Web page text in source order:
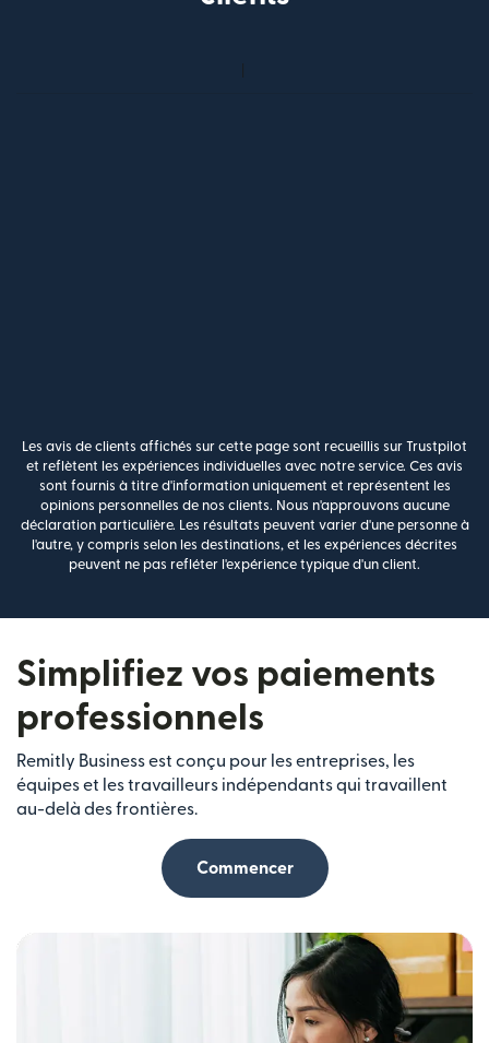
Les avis de clients affichés sur cette page sont recueillis sur Trustpilot
et reflètent les expériences individuelles avec notre service. Ces avis
sont fournis à titre d'information uniquement et représentent les
opinions personnelles de nos clients. Nous n'approuvons aucune
déclaration particulière. Les résultats peuvent varier d'une personne à
l'autre, y compris selon les destinations, et les expériences décrites
peuvent ne pas refléter l'expérience typique d'un client.
Simplifiez vos paiements
professionnels
Remitly Business est conçu pour les entreprises, les
équipes et les travailleurs indépendants qui travaillent
au-delà des frontières.
Commencer